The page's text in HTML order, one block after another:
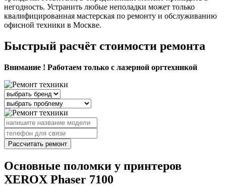
негодность. Устранить любые неполадки может только
квалифицированная мастерская по ремонту и обслуживанию
офисной техники в Москве.
Быстрый расчёт стоимости ремонта
Внимание ! Работаем только с лазерной оргтехникой
Рассчитать ремонт
Основные поломки у принтеров
XEROX Phaser 7100